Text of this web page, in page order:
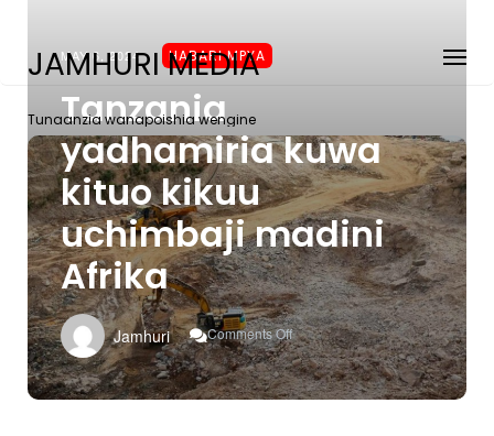
JAMHURI MEDIA
Tunaanzia wanapoishia wengine
MAY 6, 2024 HABARI MPYA
Tanzania
yadhamiria kuwa
kituo kikuu
uchimbaji madini
Afrika
Jamhuri Comments Off
On
Tanzania
Yadhamiria
Kuwa